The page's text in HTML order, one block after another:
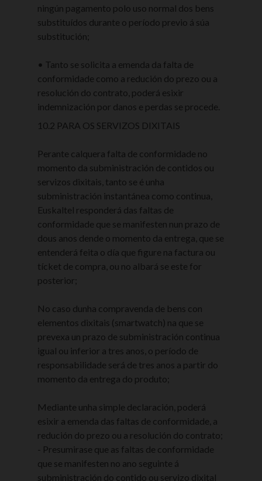
ningún pagamento polo uso normal dos bens
substituídos durante o período previo á súa
substitución;
• Tanto se solicita a emenda da falta de
conformidade como a redución do prezo ou a
resolución do contrato, poderá esixir
indemnización por danos e perdas se procede.
10.2 PARA OS SERVIZOS DIXITAIS
Perante calquera falta de conformidade no
momento da subministración de contidos ou
servizos dixitais, tanto se é unha
subministración instantánea como continua,
Euskaltel responderá das faltas de
conformidade que se manifesten nun prazo de
dous anos dende o momento da entrega, que se
entenderá feita o día que figure na factura ou
tícket de compra, ou no albará se este for
posterior;
No caso dunha compravenda de bens con
elementos dixitais (smartwatch) na que se
prevexa un prazo de subministración continua
igual ou inferior a tres anos, o período de
responsabilidade será de tres anos a partir do
momento da entrega do produto;
Mediante unha simple declaración, poderá
esixir a emenda das faltas de conformidade, a
redución do prezo ou a resolución do contrato;
- Presumirase que as faltas de conformidade
que se manifesten no ano seguinte á
subministración do contido ou servizo dixital